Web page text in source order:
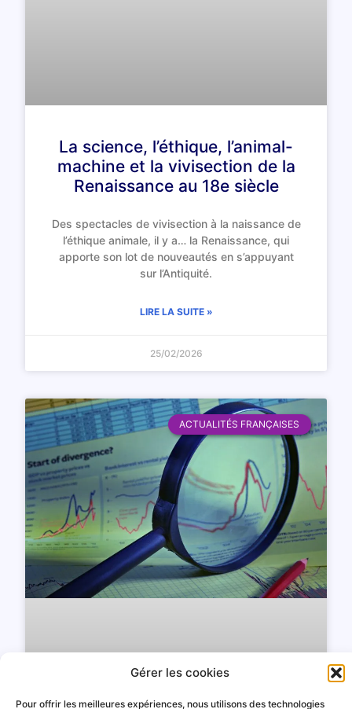
Gérer les cookies
Pour offrir les meilleures expériences, nous utilisons des technologies
La science, l’éthique, l’animal-
machine et la vivisection de la
Renaissance au 18e siècle
Des spectacles de vivisection à la naissance de
l’éthique animale, il y a… la Renaissance, qui
apporte son lot de nouveautés en s’appuyant
sur l’Antiquité.
LIRE LA SUITE »
25/02/2026
ACTUALITÉS FRANÇAISES